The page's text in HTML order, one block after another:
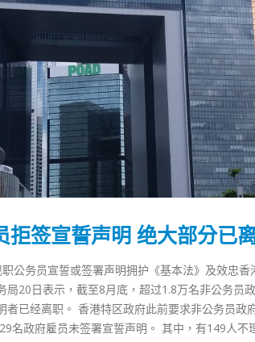
拒签宣誓声明 绝大部分已
公务员宣誓或签署声明拥护《基本法》及效忠
局20日表示，截至8月底，超过1.8万名非公务员
者已经离职。 香港特区政府此前要求非公务员政
名政府雇员未签署宣誓声明。 其中，有149人
香港全港各区工商联永远名誉
会长吴锡有出席2023首届中国
選舉
2023-